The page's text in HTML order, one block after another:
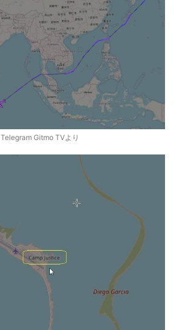
Telegram Gitmo TVより